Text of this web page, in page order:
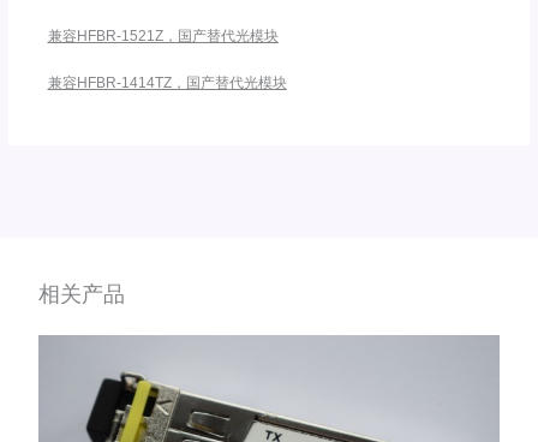
兼容HFBR-1521Z，国产替代光模块
兼容HFBR-1414TZ，国产替代光模块
相关产品